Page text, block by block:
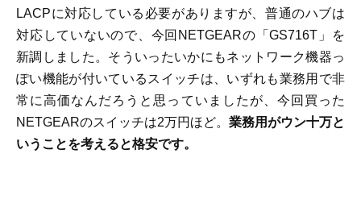
LACPに対応している必要がありますが、普通のハブは
対応していないので、今回NETGEARの「GS716T」を
新調しました。そういったいかにもネットワーク機器っ
ぽい機能が付いているスイッチは、いずれも業務用で非
常に高価なんだろうと思っていましたが、今回買った
NETGEARのスイッチは2万円ほど。 業務用がウン十万と
いうことを考えると格安です。